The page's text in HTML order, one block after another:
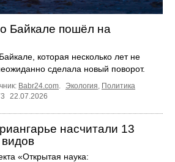
Байкале пошёл на
которая несколько лет не
сделала новый поворот.
Babr24.com Экология Политика
22.07.2026
насчитали 13
«Открытая наука: